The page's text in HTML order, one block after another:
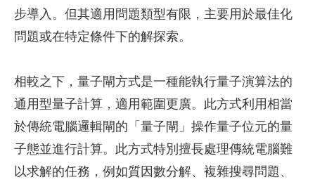
步導入。但其適用問題類型有限，主要用於最佳化
問題或在特定條件下的解探索。
相較之下，量子閘方式是一種能執行量子演算法的
通用型量子計算，適用範圍更廣。此方式利用相當
於傳統電腦邏輯閘的「量子閘」操作量子位元的量
子態並進行計算。此方式特別擅長處理傳統電腦難
以求解的任務，例如質因數分解、複雜搜尋問題、